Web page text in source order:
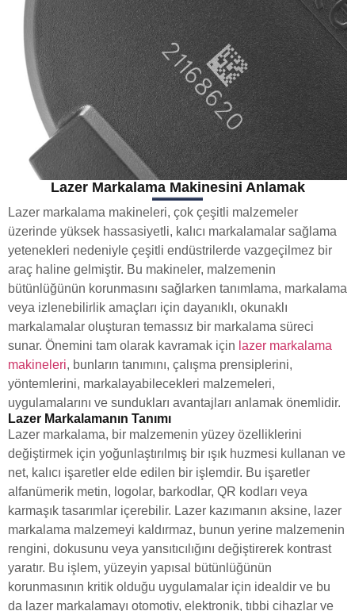
Lazer Markalama Makinesini Anlamak
Lazer markalama makineleri, çok çeşitli malzemeler
üzerinde yüksek hassasiyetli, kalıcı markalamalar sağlama
yetenekleri nedeniyle çeşitli endüstrilerde vazgeçilmez bir
araç haline gelmiştir. Bu makineler, malzemenin
bütünlüğünün korunmasını sağlarken tanımlama, markalama
veya izlenebilirlik amaçları için dayanıklı, okunaklı
markalamalar oluşturan temassız bir markalama süreci
sunar. Önemini tam olarak kavramak için lazer markalama
makineleri, bunların tanımını, çalışma prensiplerini,
yöntemlerini, markalayabilecekleri malzemeleri,
uygulamalarını ve sundukları avantajları anlamak önemlidir.
Lazer Markalamanın Tanımı
Lazer markalama, bir malzemenin yüzey özelliklerini
değiştirmek için yoğunlaştırılmış bir ışık huzmesi kullanan ve
net, kalıcı işaretler elde edilen bir işlemdir. Bu işaretler
alfanümerik metin, logolar, barkodlar, QR kodları veya
karmaşık tasarımlar içerebilir. Lazer kazımanın aksine, lazer
markalama malzemeyi kaldırmaz, bunun yerine malzemenin
rengini, dokusunu veya yansıtıcılığını değiştirerek kontrast
yaratır. Bu işlem, yüzeyin yapısal bütünlüğünün
korunmasının kritik olduğu uygulamalar için idealdir ve bu
da lazer markalamayı otomotiv, elektronik, tıbbi cihazlar ve